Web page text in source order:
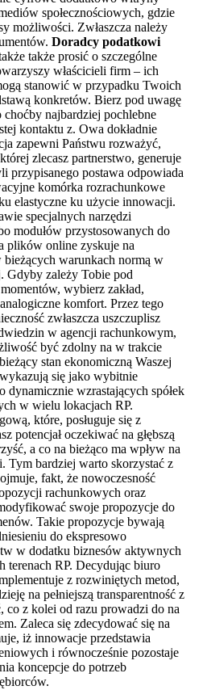
społecznościowych, gdzie
możliwości. Zwłaszcza należy
Doradcy podatkowi
także prosić o szczególne
właścicieli firm – ich
stanowić w przypadku Twoich
konkretów. Bierz pod uwagę
najbardziej pochlebne
kontaktu z. Owa dokładnie
zapewni Państwu rozważyć,
zlecasz partnerstwo, generuje
przypisanego postawa odpowiada
komórka rozrachunkowe
elastyczne ku użycie innowacji.
specjalnych narzędzi
modułów przystosowanych do
plików online zyskuje na
bieżących warunkach normą w
Gdyby zależy Tobie pod
wybierz zakład,
komfort. Przez tego
zwłaszcza uszczuplisz
w agencji rachunkowym,
być zdolny na w trakcie
stan ekonomiczną Waszej
się jako wybitnie
dynamicznie wzrastających spółek
w wielu lokacjach RP.
które, posługuje się z
potencjał oczekiwać na głębszą
a co na bieżąco ma wpływ na
Tym bardziej warto skorzystać z
fakt, że nowoczesność
rachunkowych oraz
swoje propozycje do
Takie propozycje bywają
do ekspresowo
w dodatku biznesów aktywnych
terenach RP. Decydując biuro
z rozwiniętych metod,
na pełniejszą transparentność z
co z kolei od razu prowadzi do na
Zaleca się zdecydować się na
iż innowacje przedstawia
i równocześnie pozostaje
koncepcje do potrzeb